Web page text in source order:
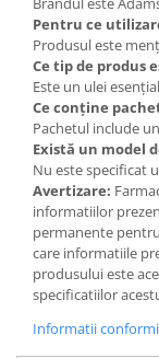
Pentru ce
Produsul este
Ce tip de produs
Este un ulei
Ce conține
Pachetul include
Există un model
Nu este specificat
Avertizare:
informatiilor
permanente
care informatiile
produsului este
specificatiilor
Informatii